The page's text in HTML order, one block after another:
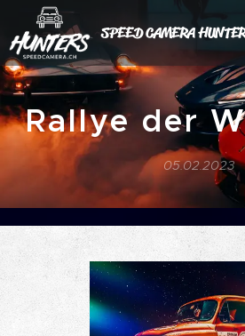
SPEED CAMERA
Rallye der
05.02.2023